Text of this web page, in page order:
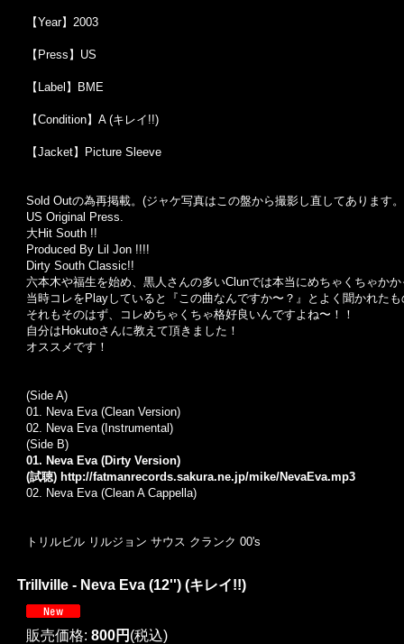
【Year】2003
【Press】US
【Label】BME
【Condition】A (キレイ!!)
【Jacket】Picture Sleeve
Sold Outの為再掲載。(ジャケ写真はこの盤から撮影し直してあります
US Original Press.
大Hit South !!
Produced By Lil Jon !!!!
Dirty South Classic!!
六本木や福生を始め、黒人さんの多いClunでは本当にめちゃくちゃか
当時コレをPlayしていると『この曲なんですか〜？』とよく聞かれた
それもそのはず、コレめちゃくちゃ格好良いんですよね〜！！
自分はHokutoさんに教えて頂きました！
オススメです！
(Side A)
01. Neva Eva (Clean Version)
02. Neva Eva (Instrumental)
(Side B)
01. Neva Eva (Dirty Version)
(試聴) http://fatmanrecords.sakura.ne.jp/mike/NevaEva.mp3
02. Neva Eva (Clean A Cappella)
トリルビル リルジョン サウス クランク 00's
Trillville - Neva Eva (12'') (キレイ!!)
販売価格: 800円 (税込)